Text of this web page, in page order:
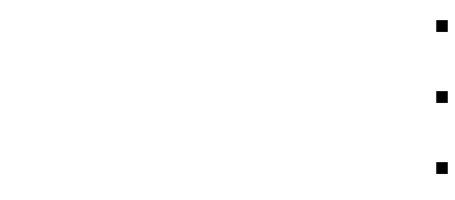
■
■
■